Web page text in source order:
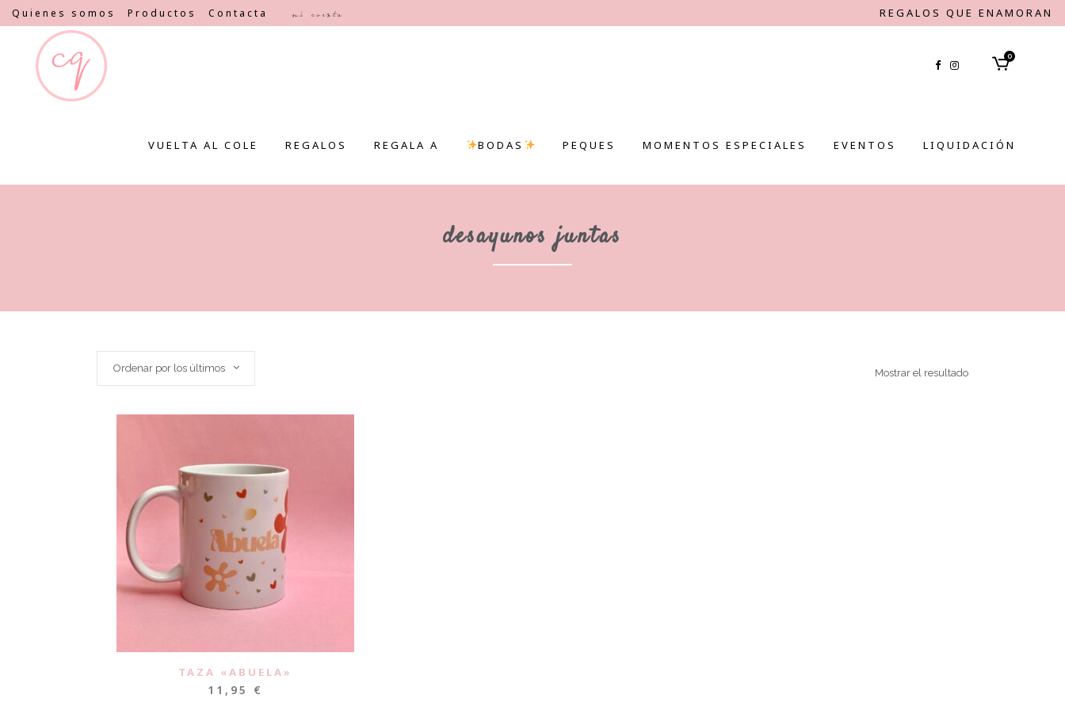
Quienes somos Productos Contacta Mi cuenta REGALOS QUE ENAMORAN
0
VUELTA AL COLE REGALOS REGALA A BODAS PEQUES MOMENTOS ESPECIALES EVENTOS LIQUIDACIÓN
desayunos juntas
Mostrar el resultado
Ordenar por los últimos
TAZA «ABUELA»
11,95 €